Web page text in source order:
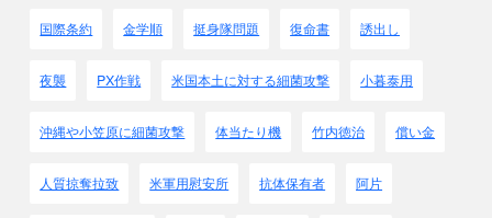
国際条約 金学順 挺身隊問題 復命書 誘出し
夜襲 PX作戦 米国本土に対する細菌攻撃 小暮泰用
沖縄や小笠原に細菌攻撃 体当たり機 竹内徳治 償い金
人質掠奪拉致 米軍用慰安所 抗体保有者 阿片